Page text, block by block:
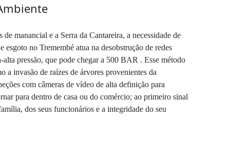
manancial e a Serra da Cantareira, a necessidade de
no Tremembé atua na desobstrução de redes
pressão, que pode chegar a 500 BAR . Esse método
a invasão de raízes de árvores provenientes da
com câmeras de vídeo de alta definição para
para dentro de casa ou do comércio; ao primeiro sinal
dos seus funcionários e a integridade do seu